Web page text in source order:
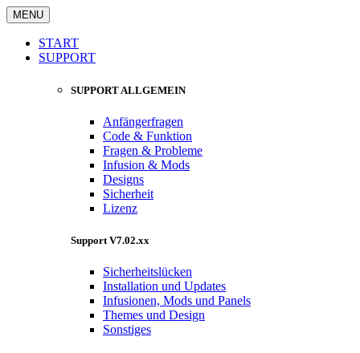
MENU
START
SUPPORT
SUPPORT ALLGEMEIN
Anfängerfragen
Code & Funktion
Fragen & Probleme
Infusion & Mods
Designs
Sicherheit
Lizenz
Support V7.02.xx
Sicherheitslücken
Installation und Updates
Infusionen, Mods und Panels
Themes und Design
Sonstiges